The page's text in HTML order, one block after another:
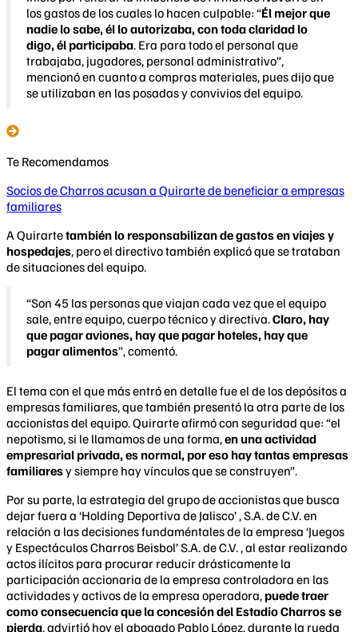
los gastos de los cuales lo hacen culpable: “Él mejor que
nadie lo sabe, él lo autorizaba, con toda claridad lo
digo, él participaba. Era para todo el personal que
trabajaba, jugadores, personal administrativo”,
mencionó en cuanto a compras materiales, pues dijo que
se utilizaban en las posadas y convivios del equipo.
Te Recomendamos
Socios de Charros acusan a Quirarte de beneficiar a empresas
familiares
A Quirartetambién lo responsabilizan de gastos en viajes y
hospedajes, pero el directivo también explicó que se trataban
de situaciones del equipo.
“Son 45 las personas que viajan cada vez que el equipo
sale, entre equipo, cuerpo técnico y directiva.Claro, hay
que pagar aviones, hay que pagar hoteles, hay que
pagar alimentos”, comentó.
El tema con el que más entró en detalle fue el de los depósitos a
empresas familiares, que también presentó la otra parte de los
accionistas del equipo. Quirarte afirmó con seguridad que: “el
nepotismo, si le llamamos de una forma,en una actividad
empresarial privada, es normal, por eso hay tantas empresas
familiaresy siempre hay vínculos que se construyen”.
Por su parte, la estrategia del grupo de accionistas que busca
dejar fuera a ‘Holding Deportiva de Jalisco’ , S.A. de C.V. en
relación a las decisiones fundaméntales de la empresa ‘Juegos
y Espectáculos Charros Beisbol’ S.A. de C.V. , al estar realizando
actos ilícitos para procurar reducir drásticamente la
participación accionaria de la empresa controladora en las
actividades y activos de la empresa operadora, puede traer
como consecuencia que la concesión del Estadio Charros se
pierda, advirtió hoy el abogado Pablo López, durante la rueda